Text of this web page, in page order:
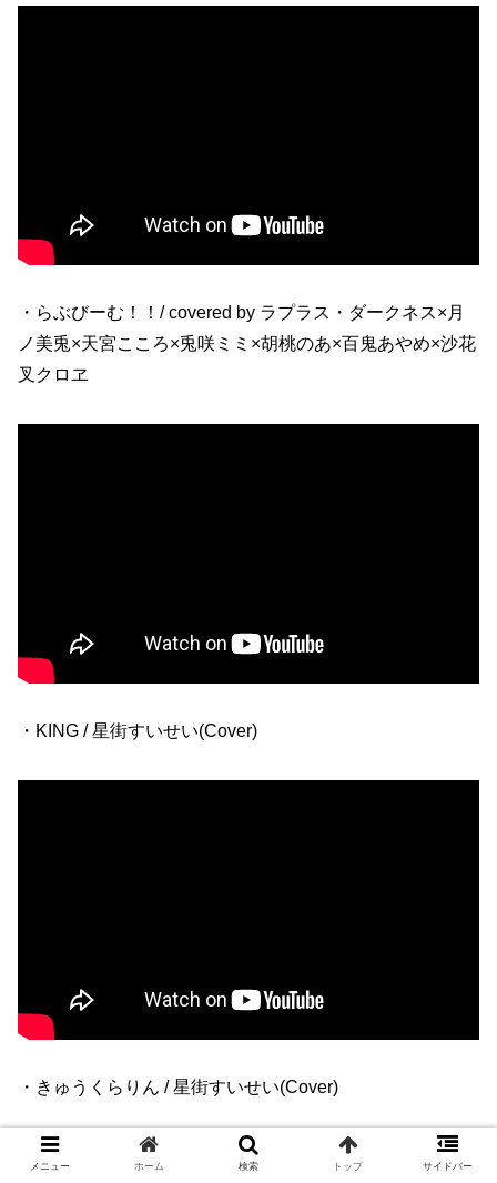
・らぶびーむ！！/ covered by ラプラス・ダークネス×月
ノ美兎×天宮こころ×兎咲ミミ×胡桃のあ×百鬼あやめ×沙花
叉クロヱ
・KING / 星街すいせい(Cover)
・きゅうくらりん / 星街すいせい(Cover)
メニュー ホーム 検索 トップ サイドバー